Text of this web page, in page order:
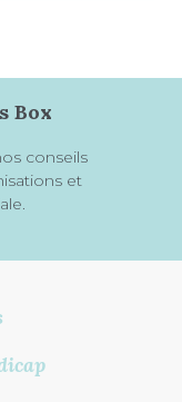
Box
conseils
et